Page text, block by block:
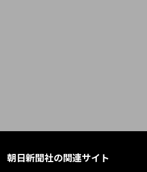
朝日新聞社の関連サイト